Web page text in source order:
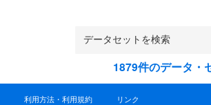
1879件のデータ・
利用方法・利用規約 リンク